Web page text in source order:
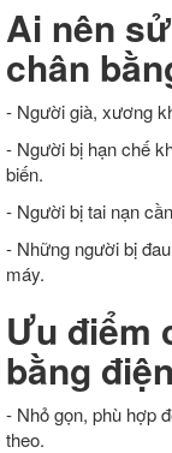
Ai nên
chân
- Người già, xương
- Người bị hạn chế
biến.
- Người bị tai nạn
- Những người bị
máy.
Ưu điểm
bằng điện
- Nhỏ gọn, phù hợp
theo.